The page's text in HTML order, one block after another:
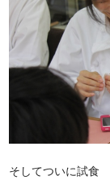
そしてついに試食